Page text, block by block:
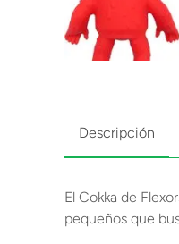
Descripción
El Cokka de
pequeños que